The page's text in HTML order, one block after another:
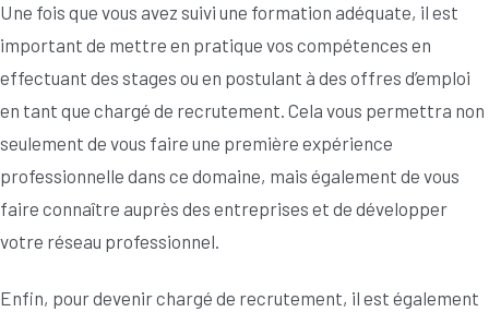
Une fois que vous avez suivi une formation adéquate, il est
important de mettre en pratique vos compétences en
effectuant des stages ou en postulant à des offres d’emploi
en tant que chargé de recrutement. Cela vous permettra non
seulement de vous faire une première expérience
professionnelle dans ce domaine, mais également de vous
faire connaître auprès des entreprises et de développer
votre réseau professionnel.
Enfin, pour devenir chargé de recrutement, il est également